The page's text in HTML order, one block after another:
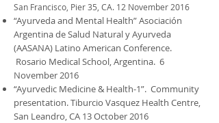
San Francisco, Pier 35, CA. 12 November 2016
“Ayurveda and Mental Health” Asociación
Argentina de Salud Natural y Ayurveda
(AASANA) Latino American Conference.
Rosario Medical School, Argentina. 6
November 2016
“Ayurvedic Medicine & Health-1”. Community
presentation. Tiburcio Vasquez Health Centre,
San Leandro, CA 13 October 2016